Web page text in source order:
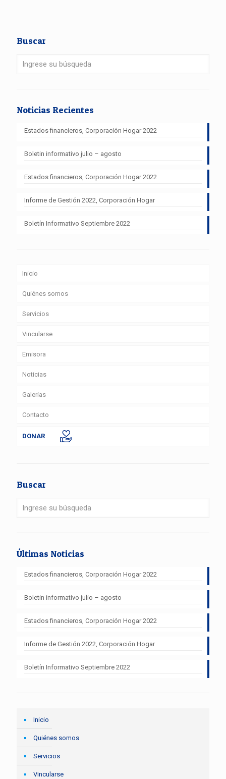
Buscar
Noticias Recientes
Estados financieros, Corporación Hogar 2022
Boletin informativo julio – agosto
Estados financieros, Corporación Hogar 2022
Informe de Gestión 2022, Corporación Hogar
Boletín Informativo Septiembre 2022
Inicio
Quiénes somos
Servicios
Vincularse
Emisora
Noticias
Galerías
Contacto
DONAR
Buscar
Últimas Noticias
Estados financieros, Corporación Hogar 2022
Boletin informativo julio – agosto
Estados financieros, Corporación Hogar 2022
Informe de Gestión 2022, Corporación Hogar
Boletín Informativo Septiembre 2022
Inicio
Quiénes somos
Servicios
Vincularse